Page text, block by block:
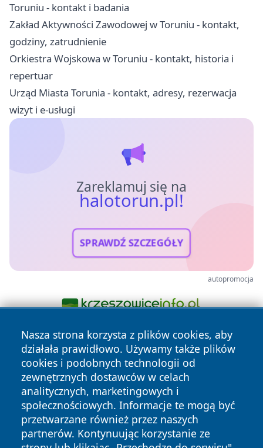
Toruniu - kontakt i badania
Zakład Aktywności Zawodowej w Toruniu - kontakt,
godziny, zatrudnienie
Orkiestra Wojskowa w Toruniu - kontakt, historia i
repertuar
Urząd Miasta Torunia - kontakt, adresy, rezerwacja
wizyt i e-usługi
Zareklamuj się na
halotorun.pl!
SPRAWDŹ SZCZEGÓŁY
autopromocja
Nasza strona korzysta z plików cookies, aby
działała prawidłowo. Używamy także plików
cookies i podobnych technologii od
zewnętrznych dostawców w celach
analitycznych, marketingowych i
społecznościowych. Informacje te mogą być
przetwarzane również przez naszych
partnerów. Kontynuując korzystanie ze
Copyright © 2026 halotorun.pl Wszystkie prawa zastrzeżone.